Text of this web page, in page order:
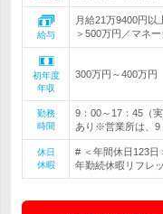
給与
月給21万9400円以
＞500万円／マネ
初年度
年収
300万円～400万円
勤務
時間
9：00～17：45（
あり※営業所は、9
休日
休暇
# ＜年間休日123
年勤続休暇リフレ